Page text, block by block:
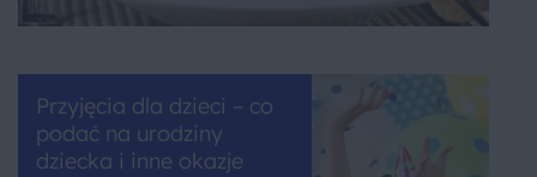
Przyjęcia dla dzieci – co
podać na urodziny
dziecka i inne okazje